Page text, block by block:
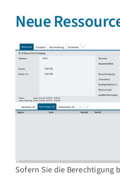
Neue
Sofern Sie die Berechtigung